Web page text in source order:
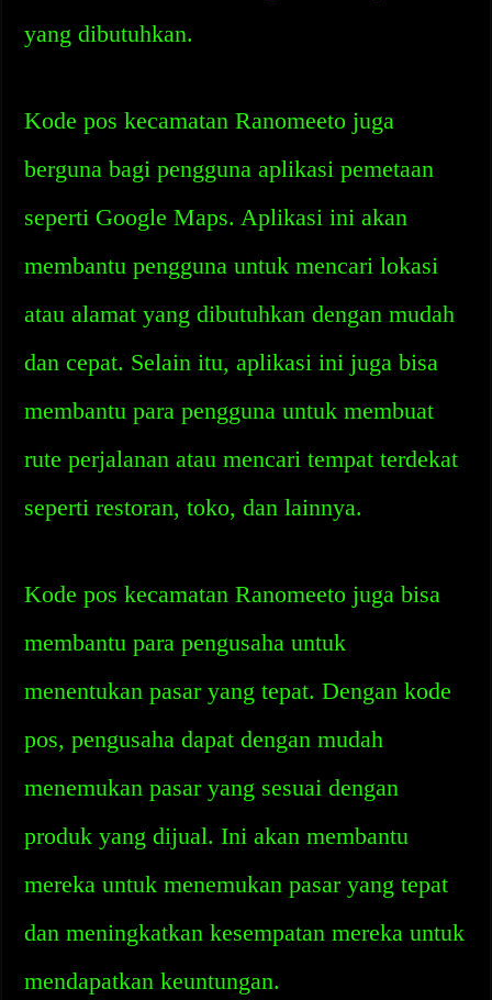
yang dibutuhkan.
Kode pos kecamatan Ranomeeto juga
berguna bagi pengguna aplikasi pemetaan
seperti Google Maps. Aplikasi ini akan
membantu pengguna untuk mencari lokasi
atau alamat yang dibutuhkan dengan mudah
dan cepat. Selain itu, aplikasi ini juga bisa
membantu para pengguna untuk membuat
rute perjalanan atau mencari tempat terdekat
seperti restoran, toko, dan lainnya.
Kode pos kecamatan Ranomeeto juga bisa
membantu para pengusaha untuk
menentukan pasar yang tepat. Dengan kode
pos, pengusaha dapat dengan mudah
menemukan pasar yang sesuai dengan
produk yang dijual. Ini akan membantu
mereka untuk menemukan pasar yang tepat
dan meningkatkan kesempatan mereka untuk
mendapatkan keuntungan.